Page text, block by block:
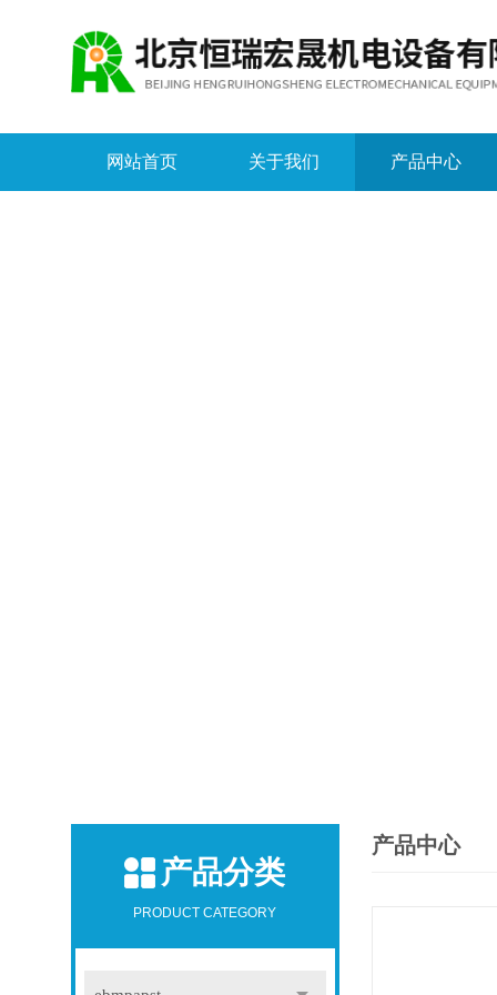
网站首页 关于我们 产品中心
产品分类
PRODUCT CATEGORY
产品中心